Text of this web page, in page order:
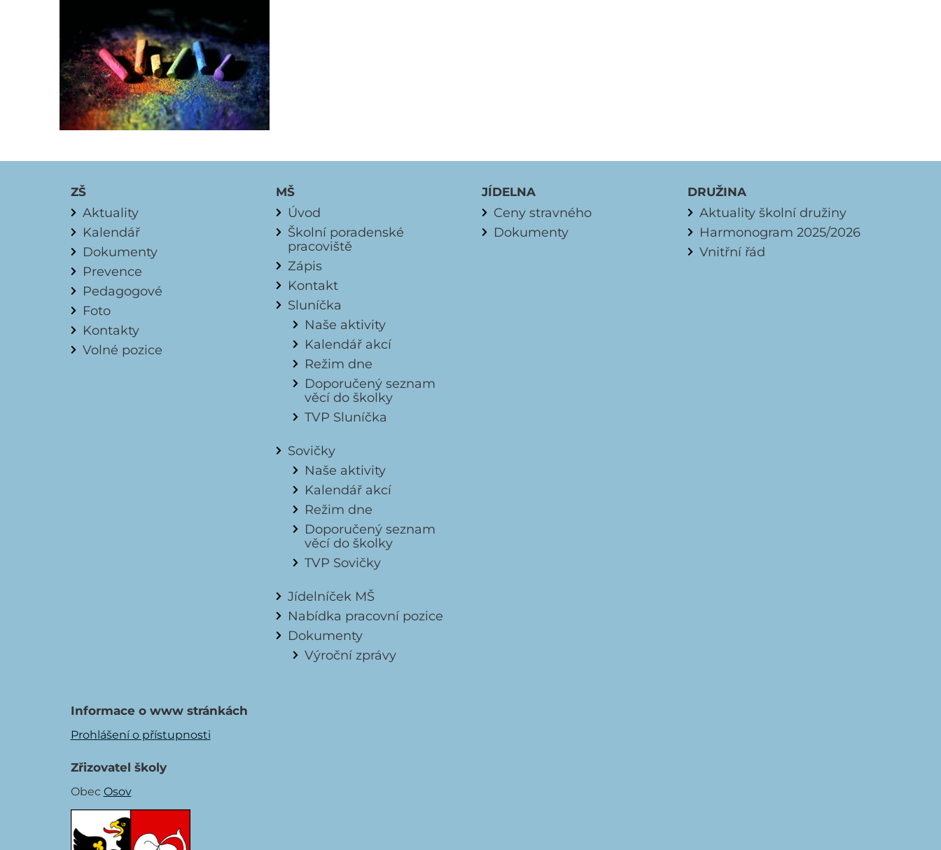
ZŠ
Aktuality
Kalendář
Dokumenty
Prevence
Pedagogové
Foto
Kontakty
Volné pozice
MŠ
Úvod
Školní poradenské
pracoviště
Zápis
Kontakt
Sluníčka
Naše aktivity
Kalendář akcí
Režim dne
Doporučený seznam
věcí do školky
TVP Sluníčka
Sovičky
Naše aktivity
Kalendář akcí
Režim dne
Doporučený seznam
věcí do školky
TVP Sovičky
Jídelníček MŠ
Nabídka pracovní pozice
Dokumenty
Výroční zprávy
JÍDELNA
Ceny stravného
Dokumenty
DRUŽINA
Aktuality školní družiny
Harmonogram 2025/2026
Vnitřní řád
Informace o www stránkách
Prohlášení o přístupnosti
Zřizovatel školy
Obec Osov